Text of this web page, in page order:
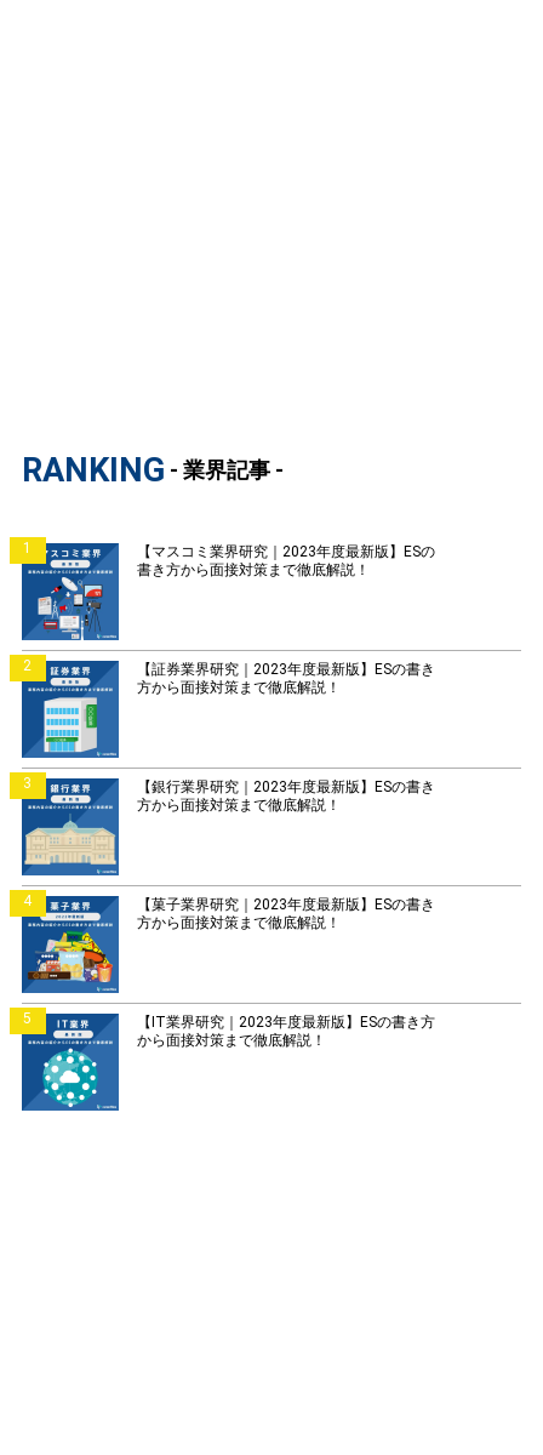
RANKING - 業界記事 -
1
【マスコミ業界研究｜2023年度最新版】ESの
書き方から面接対策まで徹底解説！
2
【証券業界研究｜2023年度最新版】ESの書き
方から面接対策まで徹底解説！
3
【銀行業界研究｜2023年度最新版】ESの書き
方から面接対策まで徹底解説！
4
【菓子業界研究｜2023年度最新版】ESの書き
方から面接対策まで徹底解説！
5
【IT業界研究｜2023年度最新版】ESの書き方
から面接対策まで徹底解説！